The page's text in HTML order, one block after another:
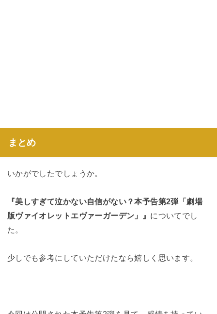
まとめ
いかがでしたでしょうか。
『美しすぎて泣かない自信がない？本予告第2弾「劇場
版ヴァイオレットエヴァーガーデン」』 についてでし
た。
少しでも参考にしていただけたなら嬉しく思います。